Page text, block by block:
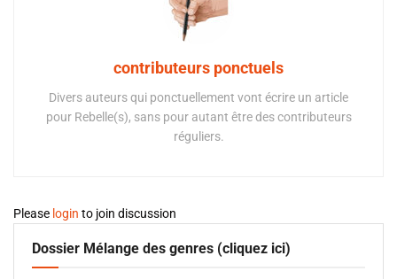
contributeurs ponctuels
Divers auteurs qui ponctuellement vont écrire un article
pour Rebelle(s), sans pour autant être des contributeurs
réguliers.
Please login to join discussion
Dossier Mélange des genres (cliquez ici)